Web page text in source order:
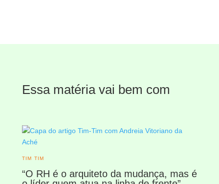
Essa matéria vai bem com
TIM TIM
“O RH é o arquiteto da mudança, mas é